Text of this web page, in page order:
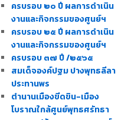
ครบรอบ ๒๐ ปี ผลการดำเนิน
งานและกิจกรรมของศูนย์ฯ
ครบรอบ ๒๕ ปี ผลการดำเนิน
งานและกิจกรรมของศูนย์ฯ
ครบรอบ ๓๗ ปี /๒๕๖๕
สมเด็จองค์ปฐม ปางพุทธลีลา
ประทานพร
ตำนานเมืองขีดขิน-เมือง
โบราณใกล้ศูนย์พุทธศรัทธา